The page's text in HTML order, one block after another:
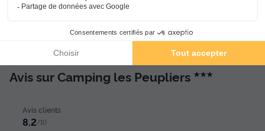
Santé et Bien-être, Commerces et Restauration, Locations
Avis sur Camping les Peupliers ★★★
Avis clients
8.2/10